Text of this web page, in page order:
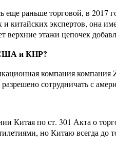
раньше торговой, в 2017
экспертов, она
верхние этажи цепочек
США и КНР?
компания
сотрудничать с
Китая по ст. 301 Акта о
но Китаю всегда до